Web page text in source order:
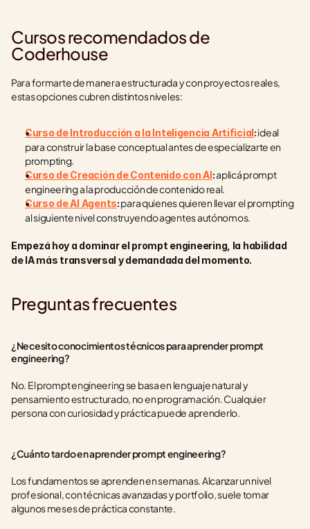
Cursos recomendados de
Coderhouse
Para formarte de manera estructurada y con proyectos reales,
estas opciones cubren distintos niveles:
Curso de Introducción a la Inteligencia Artificial: ideal
para construir la base conceptual antes de especializarte en
prompting.
Curso de Creación de Contenido con AI: aplicá prompt
engineering a la producción de contenido real.
Curso de AI Agents: para quienes quieren llevar el prompting
al siguiente nivel construyendo agentes autónomos.
Empezá hoy a dominar el prompt engineering, la habilidad
de IA más transversal y demandada del momento.
Preguntas frecuentes
¿Necesito conocimientos técnicos para aprender prompt
engineering?
No. El prompt engineering se basa en lenguaje natural y
pensamiento estructurado, no en programación. Cualquier
persona con curiosidad y práctica puede aprenderlo.
¿Cuánto tardo en aprender prompt engineering?
Los fundamentos se aprenden en semanas. Alcanzar un nivel
profesional, con técnicas avanzadas y portfolio, suele tomar
algunos meses de práctica constante.